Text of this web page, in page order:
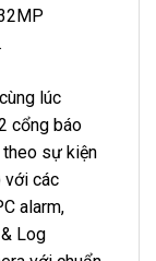
lúc
cổng báo
theo sự kiện
với các
alarm,
Log